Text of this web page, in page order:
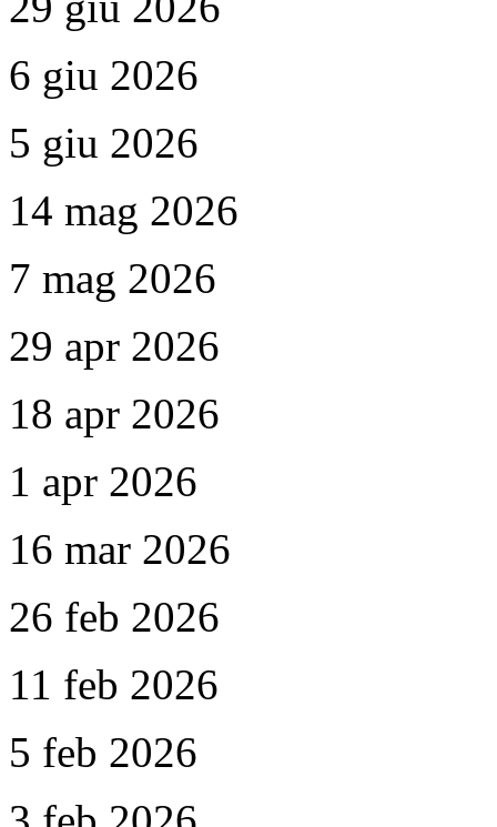
6 giu 2026
5 giu 2026
14 mag 2026
7 mag 2026
29 apr 2026
18 apr 2026
1 apr 2026
16 mar 2026
26 feb 2026
11 feb 2026
5 feb 2026